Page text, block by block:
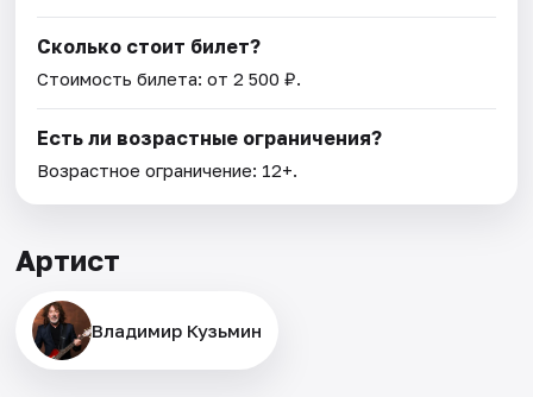
Сколько стоит билет?
Стоимость билета: от 2 500 ₽.
Есть ли возрастные ограничения?
Возрастное ограничение: 12+.
Артист
Владимир Кузьмин